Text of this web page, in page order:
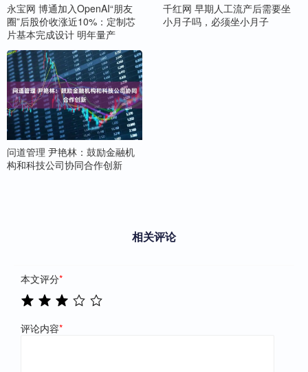
永宝网 博通加入OpenAI“朋友
圈”后股价收涨近10%：定制芯
片基本完成设计 明年量产
千红网 早期人工流产后需要坐
小月子吗，必须坐小月子
问道管理 尹艳林：鼓励金融机
构和科技公司协同合作创新
相关评论
本文评分*
评论内容*